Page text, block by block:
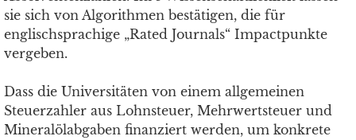
sie sich von Algorithmen bestätigen, die für
englischsprachige „Rated Journals“ Impactpunkte
vergeben.
Dass die Universitäten von einem allgemeinen
Steuerzahler aus Lohnsteuer, Mehrwertsteuer und
Mineralölabgaben finanziert werden, um konkrete